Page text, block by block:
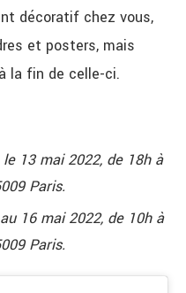
décoratif chez vous,
et posters, mais
la fin de celle-ci.
13 mai 2022, de 18h à
Paris.
16 mai 2022, de 10h à
Paris.